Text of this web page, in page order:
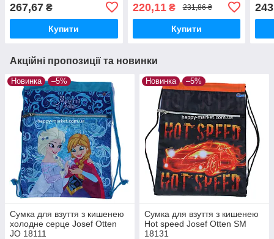
267,67 ₴
Купити
220,11₴ 231,86 ₴
Купити
Акційні пропозиції та новинки
Новинка –5%
Сумка для взуття з кишенею
холодне серце Josef Otten
JO 18111
Новинка –5%
Сумка для взуття з кишенею
Hot speed Josef Otten SM
18131